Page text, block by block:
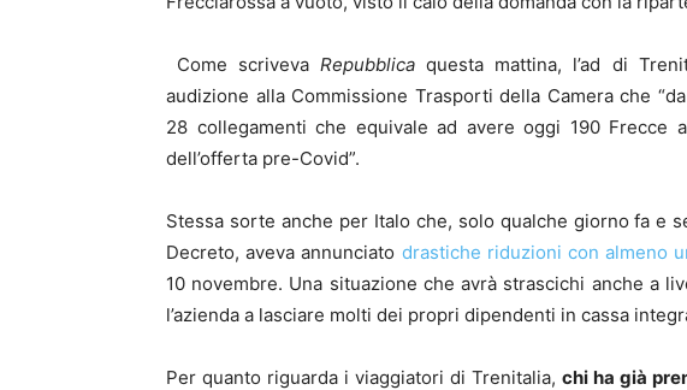
Come scrivevaRepubblicaquesta mattina, l’ad di
audizione alla Commissione Trasporti della Camera che
28 collegamenti che equivale ad avere oggi 190 Frecce
dell’offerta pre-Covid”.
Stessa sorte anche per Italo che, solo qualche giorno fa e
Decreto, aveva annunciato drastiche riduzioni con almeno
10 novembre. Una situazione che avrà strascichi anche a
l’azienda a lasciare molti dei propri dipendenti in cassa
Per quanto riguarda i viaggiatori di Trenitalia, chi ha già